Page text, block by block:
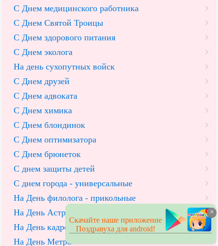
С Днем медицинского работника
С Днем Святой Троицы
С Днем здорового питания
С Днем эколога
На день сухопутных войск
С Днем друзей
С Днем адвоката
С Днем химика
С Днем блондинок
С Днем оптимизатора
С Днем брюнеток
С днем защиты детей
С днем города - универсальные
На День филолога - прикольные
На День Астрономии
На День кадрового работника
На День Метро
×
Скачайте наше приложение
Поздравуха для android!